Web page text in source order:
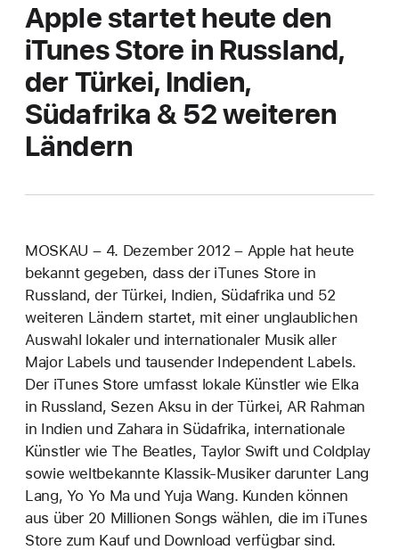
Apple startet heute den
iTunes Store in Russland,
der Türkei, Indien,
Südafrika & 52 weiteren
Ländern
MOSKAU – 4. Dezember 2012 – Apple hat heute
bekannt gegeben, dass der iTunes Store in
Russland, der Türkei, Indien, Südafrika und 52
weiteren Ländern startet, mit einer unglaublichen
Auswahl lokaler und internationaler Musik aller
Major Labels und tausender Independent Labels.
Der iTunes Store umfasst lokale Künstler wie Elka
in Russland, Sezen Aksu in der Türkei, AR Rahman
in Indien und Zahara in Südafrika, internationale
Künstler wie The Beatles, Taylor Swift und Coldplay
sowie weltbekannte Klassik-Musiker darunter Lang
Lang, Yo Yo Ma und Yuja Wang. Kunden können
aus über 20 Millionen Songs wählen, die im iTunes
Store zum Kauf und Download verfügbar sind.